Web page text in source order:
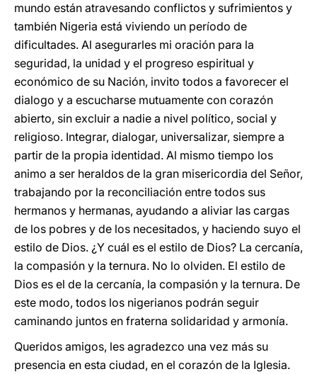
mundo están atravesando conflictos y sufrimientos y
también Nigeria está viviendo un período de
dificultades. Al asegurarles mi oración para la
seguridad, la unidad y el progreso espiritual y
económico de su Nación, invito todos a favorecer el
dialogo y a escucharse mutuamente con corazón
abierto, sin excluir a nadie a nivel político, social y
religioso. Integrar, dialogar, universalizar, siempre a
partir de la propia identidad. Al mismo tiempo los
animo a ser heraldos de la gran misericordia del Señor,
trabajando por la reconciliación entre todos sus
hermanos y hermanas, ayudando a aliviar las cargas
de los pobres y de los necesitados, y haciendo suyo el
estilo de Dios. ¿Y cuál es el estilo de Dios? La cercanía,
la compasión y la ternura. No lo olviden. El estilo de
Dios es el de la cercanía, la compasión y la ternura. De
este modo, todos los nigerianos podrán seguir
caminando juntos en fraterna solidaridad y armonía.
Queridos amigos, les agradezco una vez más su
presencia en esta ciudad, en el corazón de la Iglesia.